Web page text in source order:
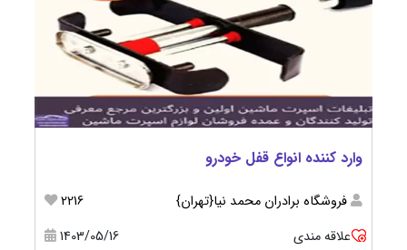
وارد کننده انواع قفل خودرو
فروشگاه برادران محمد نیا{تهران}
2216
علاقه مندی
1403/05/16